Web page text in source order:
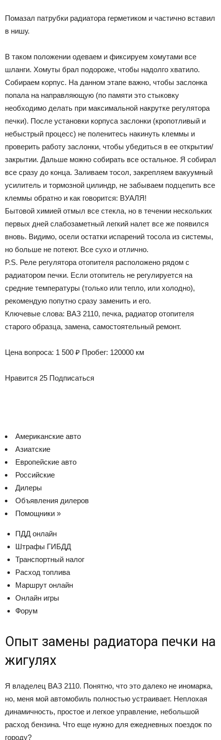
Помазал патрубки радиатора герметиком и частично вставил
в нишу.
В таком положении одеваем и фиксируем хомутами все
шланги. Хомуты брал подороже, чтобы надолго хватило.
Собираем корпус. На данном этапе важно, чтобы заслонка
попала на направляющую (по памяти это стыковку
необходимо делать при максимальной накрутке регулятора
печки). После установки корпуса заслонки (кропотливый и
небыстрый процесс) не поленитесь накинуть клеммы и
проверить работу заслонки, чтобы убедиться в ее открытии/
закрытии. Дальше можно собирать все остальное. Я собирал
все сразу до конца. Заливаем тосол, закрепляем вакуумный
усилитель и тормозной цилиндр, не забываем подцепить все
клеммы обратно и как говорится: ВУАЛЯ!
Бытовой химией отмыл все стекла, но в течении нескольких
первых дней слабозаметный легкий налет все же появился
вновь. Видимо, осели остатки испарений тосола из системы,
но больше не потеют. Все сухо и отлично.
P.S. Реле регулятора отопителя расположено рядом с
радиатором печки. Если отопитель не регулируется на
средние температуры (только или тепло, или холодно),
рекомендую попутно сразу заменить и его.
Ключевые слова: ВАЗ 2110, печка, радиатор отопителя
старого образца, замена, самостоятельный ремонт.
Цена вопроса: 1 500 ₽ Пробег: 120000 км
Нравится 25 Подписаться
Американские авто
Азиатские
Европейские авто
Российские
Дилеры
Объявления дилеров
Помощники »
ПДД онлайн
Штрафы ГИБДД
Транспортный налог
Расход топлива
Маршрут онлайн
Онлайн игры
Форум
Опыт замены радиатора печки на
жигулях
Я владелец ВАЗ 2110. Понятно, что это далеко не иномарка,
но, меня мой автомобиль полностью устраивает. Неплохая
динамичность, простое и легкое управление, небольшой
расход бензина. Что еще нужно для ежедневных поездок по
городу?